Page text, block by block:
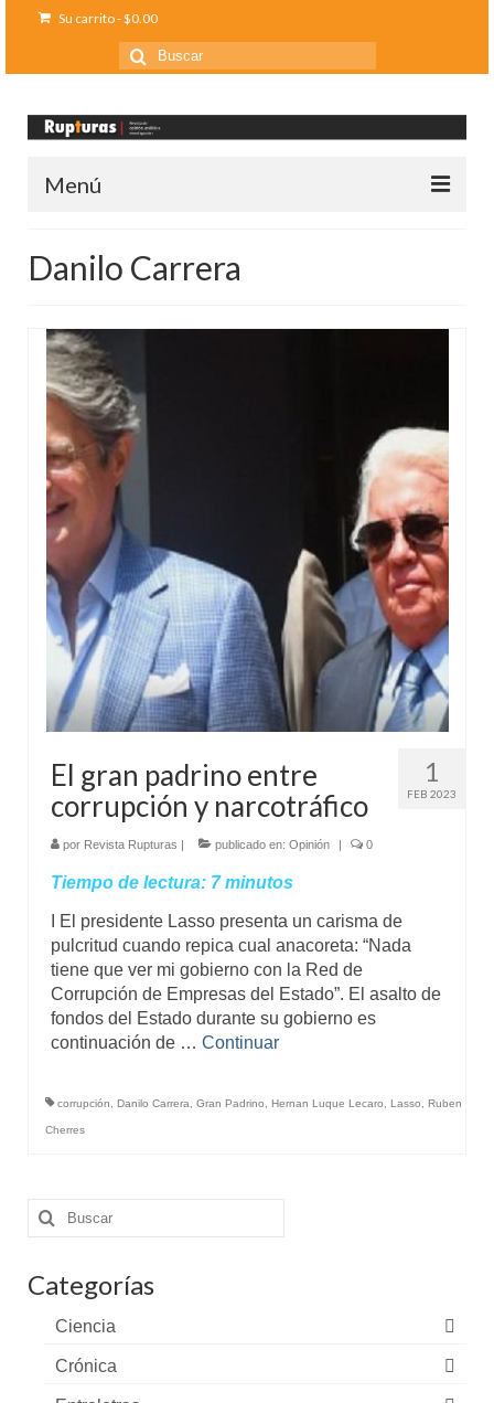
Su carrito-$0.00
Buscar
por:
Menú
Contáctanos
Opinión
Entreletras
Ciencia
Mundo
Aula Virtual
Danilo Carrera
1
FEB 2023
El gran padrino entre
corrupción y narcotráfico
por Revista Rupturas | publicado en: Opinión | 0
Tiempo de lectura: 7 minutos
I El presidente Lasso presenta un carisma de
pulcritud cuando repica cual anacoreta: “Nada
tiene que ver mi gobierno con la Red de
Corrupción de Empresas del Estado”. El asalto de
fondos del Estado durante su gobierno es
continuación de … Continuar
corrupción Danilo Carrera Gran Padrino Hernan Luque Lecaro Lasso Ruben
Cherres
Buscar
por:
Categorías
Ciencia
Crónica